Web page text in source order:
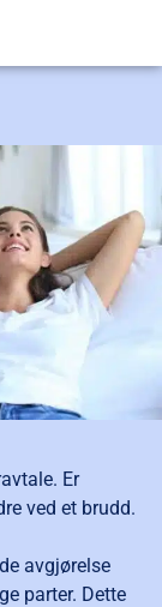
Er
ved et brudd.
avgjørelse
parter. Dette